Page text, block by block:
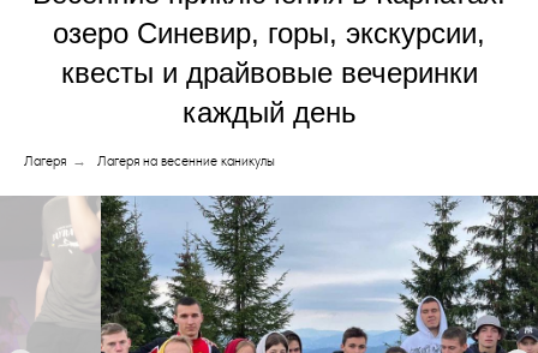
озеро Синевир, горы, экскурсии,
квесты и драйвовые вечеринки
каждый день
Лагеря → Лагеря на весенние каникулы